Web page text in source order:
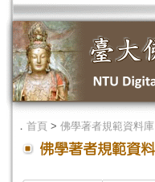
． 首頁 > 佛學著者規範資料庫